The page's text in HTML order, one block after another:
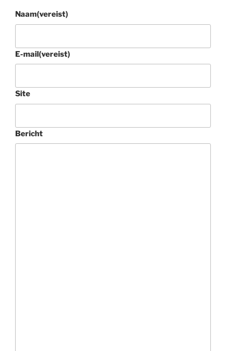
Naam(vereist)
E-mail(vereist)
Site
Bericht